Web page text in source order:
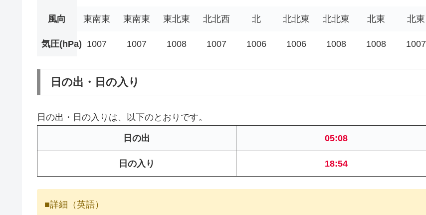
風向 東南東 東南東 東北東 北北西 北 北北東 北北東 北東 北東
気圧(hPa) 1007 1007 1008 1007 1006 1006 1008 1008 1007
日の出・日の入り
日の出・日の入りは、以下のとおりです。
日の出 05:08
日の入り 18:54
■詳細（英語）